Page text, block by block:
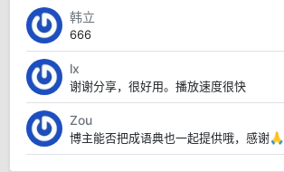
韩立
666
lx
谢谢分享，很好用。播放速度很快
Zou
博主能否把成语典也一起提供哦，感谢🙏